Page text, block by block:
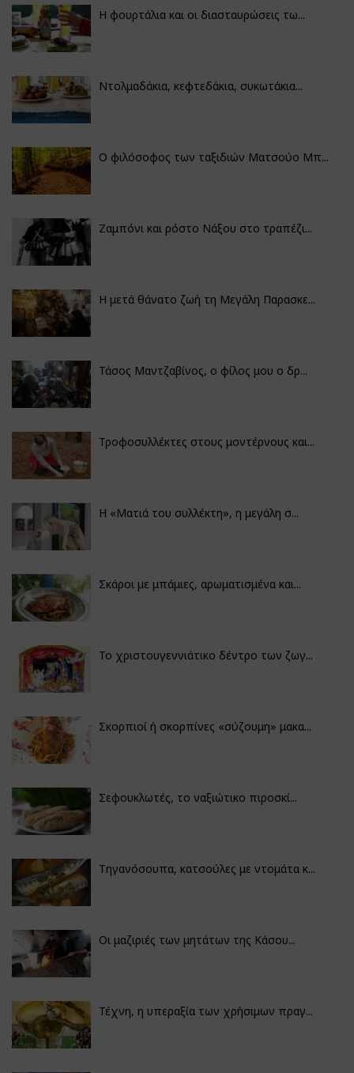
Η φουρτάλια και οι διασταυρώσεις τω...
Ντολμαδάκια, κεφτεδάκια, συκωτάκια...
Ο φιλόσοφος των ταξιδιών Ματσούο Μπ...
Ζαμπόνι και ρόστο Νάξου στο τραπέζι...
Η μετά θάνατο ζωή τη Μεγάλη Παρασκε...
Τάσος Μαντζαβίνος, ο φίλος μου ο δρ...
Τροφοσυλλέκτες στους μοντέρνους και...
H «Ματιά του συλλέκτη», η μεγάλη σ...
Σκάροι με μπάμιες, αρωματισμένα και...
Το χριστουγεννιάτικο δέντρο των ζωγ...
Σκορπιοί ή σκορπίνες «σύζουμη» μακα...
Σεφουκλωτές, το ναξιώτικο πιροσκί...
Τηγανόσουπα, κατσούλες με ντομάτα κ...
Οι μαζιριές των μητάτων της Κάσου...
Τέχνη, η υπεραξία των χρήσιμων πραγ...